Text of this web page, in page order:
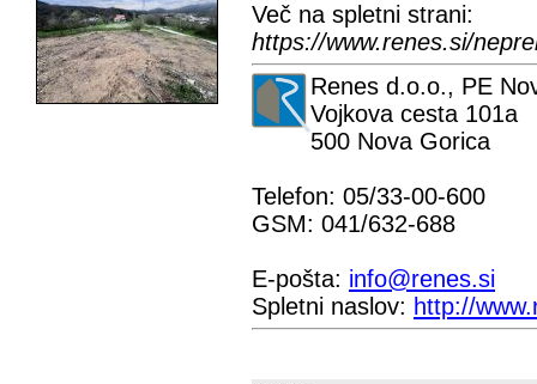
Več na spletni strani:
https://www.renes.si/
Renes d.o.o., PE
Vojkova cesta 101a
500 Nova Gorica
Telefon: 05/33-00-600
GSM: 041/632-688
E-pošta: info@renes.si
Spletni naslov: http://